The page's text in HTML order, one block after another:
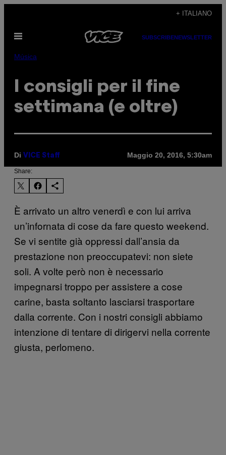
contenuto
+ ITALIANO
Apri
SUBSCRIBENEWSLETTER
Música
I consigli per il fine
settimana (e oltre)
Di VICE Staff Maggio 20, 2016, 5:30am
Share:
È arrivato un altro venerdì e con lui arriva
un’infornata di cose da fare questo weekend.
Se vi sentite già oppressi dall’ansia da
prestazione non preoccupatevi: non siete
soli. A volte però non è necessario
impegnarsi troppo per assistere a cose
carine, basta soltanto lasciarsi trasportare
dalla corrente. Con i nostri consigli abbiamo
intenzione di tentare di dirigervi nella corrente
giusta, perlomeno.